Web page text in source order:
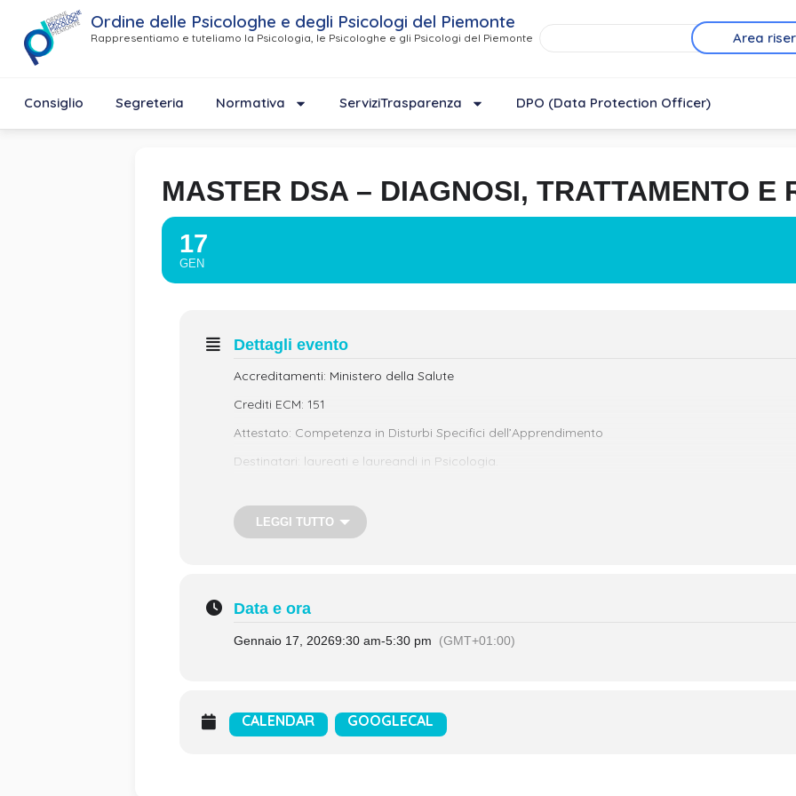
Ordine delle Psicologhe e degli Psicologi del Piemonte
Rappresentiamo e tuteliamo la Psicologia, le Psicologhe e gli Psicologi del Piemonte Area
Consiglio Segreteria Normativa ServiziTrasparenza DPO (Data Protection Officer)
MASTER DSA – DIAGNOSI, TRATTAMENTO E
17
GEN
Dettagli evento
Accreditamenti: Ministero della Salute
Crediti ECM: 151
Attestato: Competenza in Disturbi Specifici dell’Apprendimento
Destinatari: laureati e laureandi in Psicologia.
Milano
—————–SCARICA LA LOCANDINA
LEGGI TUTTO
Data e ora
Gennaio 17, 20269:30 am-5:30 pm (GMT+01:00)
CALENDAR GOOGLECAL